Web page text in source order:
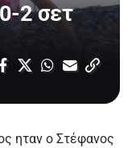
2 σετ
ηταν ο Στέφανος